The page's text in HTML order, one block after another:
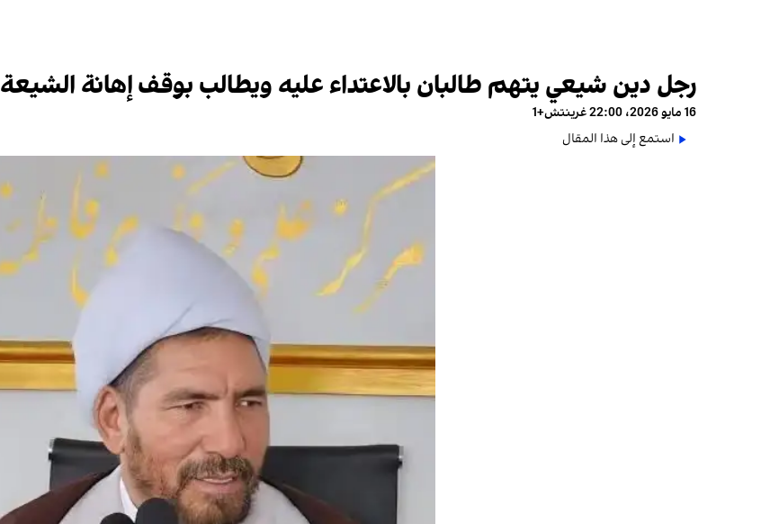
رجل دين شيعي يتهم طالبان بالاعتداء عليه ويطالب بوقف إهانة الشيعة
16 مايو 2026، 22:00 غرينتش+1
استمع إلى هذا المقال